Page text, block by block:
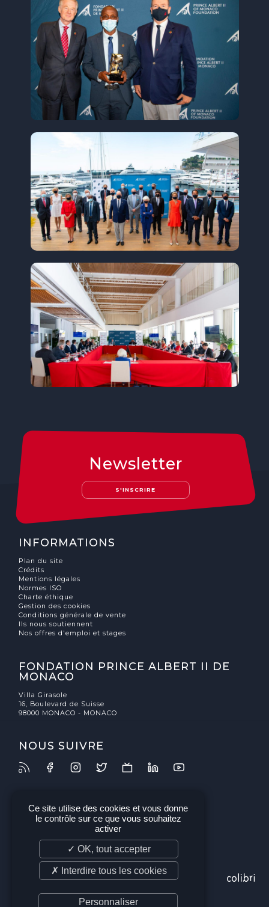
Newsletter
S'INSCRIRE
INFORMATIONS
Plan du site
Crédits
Mentions légales
Normes ISO
Charte éthique
Gestion des cookies
Conditions générale de vente
Ils nous soutiennent
Nos offres d'emploi et stages
FONDATION PRINCE ALBERT II DE
MONACO
Villa Girasole
16, Boulevard de Suisse
98000 MONACO - MONACO
NOUS SUIVRE
Ce site utilise des cookies et vous donne
le contrôle sur ce que vous souhaitez
activer
✓ OK, tout accepter
✗ Interdire tous les cookies
Personnaliser